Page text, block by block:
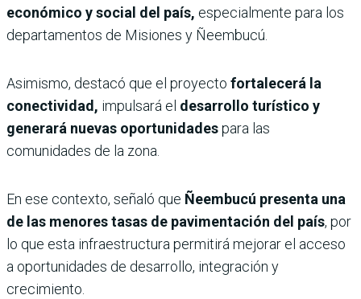
económico y social del país, especialmente para los
departamentos de Misiones y Ñeembucú.
Asimismo, destacó que el proyecto fortalecerá la
conectividad, impulsará el desarrollo turístico y
generará nuevas oportunidadespara las
comunidades de la zona.
En ese contexto, señaló que Ñeembucú presenta una
de las menores tasas de pavimentación del país, por
lo que esta infraestructura permitirá mejorar el acceso
a oportunidades de desarrollo, integración y
crecimiento.